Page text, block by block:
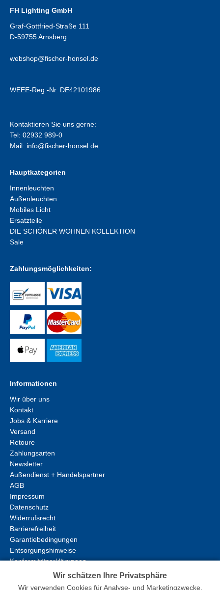
FH Lighting GmbH
Graf-Gottfried-Straße 111
D-59755 Arnsberg
webshop@fischer-honsel.de
WEEE-Reg.-Nr. DE42101986
Kontaktieren Sie uns gerne:
Tel: 02932 989-0
Mail: info@fischer-honsel.de
Hauptkategorien
Innenleuchten
Außenleuchten
Mobiles Licht
Ersatzteile
DIE SCHÖNER WOHNEN KOLLEKTION
Sale
Zahlungsmöglichkeiten:
Informationen
Wir über uns
Kontakt
Jobs & Karriere
Versand
Retoure
Zahlungsarten
Newsletter
Außendienst + Handelspartner
AGB
Impressum
Datenschutz
Widerrufsrecht
Barrierefreiheit
Garantiebedingungen
Entsorgungshinweise
Konformitätserklärungen
Wir schätzen Ihre Privatsphäre
Wir verwenden Cookies für Analyse- und Marketingzwecke,